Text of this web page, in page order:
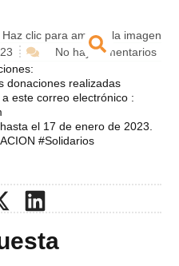
Haz clic para ampliar la imagen
No hay comentarios
donaciones realizadas
este correo electrónico :
el 17 de enero de 2023.
#Solidarios